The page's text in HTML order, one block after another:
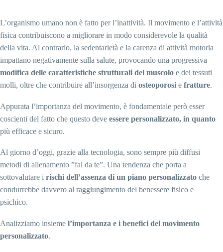
L’organismo umano non è fatto per l’inattività. Il movimento e l’attività
fisica contribuiscono a migliorare in modo considerevole la qualità
della vita. Al contrario, la sedentarietà e la carenza di attività motoria
impattano negativamente sulla salute, provocando una progressiva
modifica delle caratteristiche strutturali del muscolo e dei tessuti
molli, oltre che contribuire all’insorgenza di osteoporosi e fratture.
Appurata l’importanza del movimento, è fondamentale però esser
coscienti del fatto che questo deve essere personalizzato, in quanto
più efficace e sicuro.
Al giorno d’oggi, grazie alla tecnologia, sono sempre più diffusi
metodi di allenamento ”fai da te”. Una tendenza che porta a
sottovalutare i rischi dell’assenza di un piano personalizzato che
condurrebbe davvero al raggiungimento del benessere fisico e
psichico.
Analizziamo insieme l’importanza e i benefici del movimento
personalizzato.